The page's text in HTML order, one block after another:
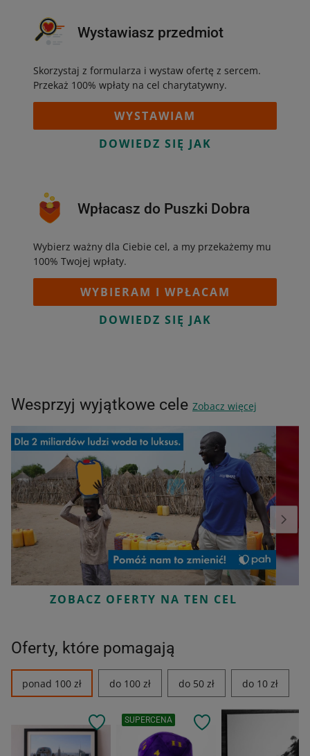
Wystawiasz przedmiot
Skorzystaj z formularza i wystaw ofertę z sercem.
Przekaż 100% wpłaty na cel charytatywny.
WYSTAWIAM
DOWIEDZ SIĘ JAK
Wpłacasz do Puszki Dobra
Wybierz ważny dla Ciebie cel, a my przekażemy mu
100% Twojej wpłaty.
WYBIERAM I WPŁACAM
DOWIEDZ SIĘ JAK
Wesprzyj wyjątkowe cele Zobacz więcej
ZOBACZ OFERTY NA TEN CEL
Oferty, które pomagają
ponad 100 zł do 100 zł do 50 zł do 10 zł
SUPERCENA